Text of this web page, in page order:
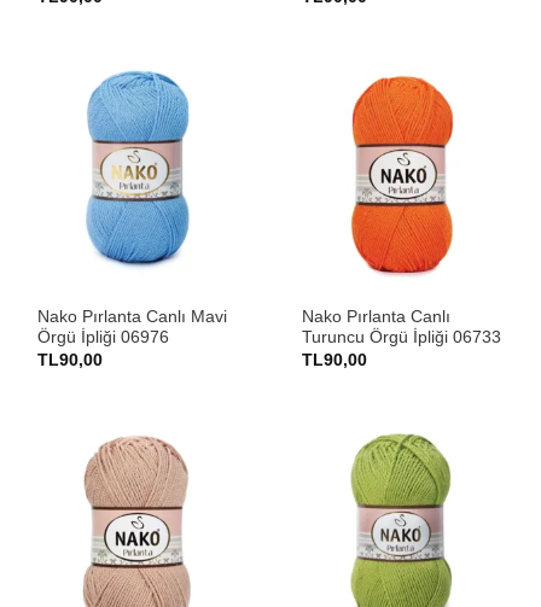
Nako Pırlanta Canlı Mavi
Örgü İpliği 06976
TL90,00
Nako Pırlanta Canlı
Turuncu Örgü İpliği 06733
TL90,00